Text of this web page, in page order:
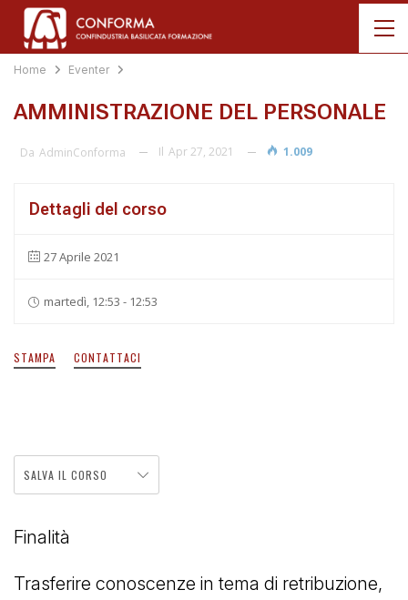
Home Eventer
AMMINISTRAZIONE DEL PERSONALE
Da AdminConforma Il Apr 27, 2021 1.009
Dettagli del corso
27 Aprile 2021
martedì, 12:53 - 12:53
STAMPA CONTATTACI
SALVA IL CORSO
Finalità
Trasferire conoscenze in tema di retribuzione,